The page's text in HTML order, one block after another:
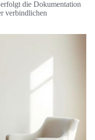
die Dokumentation
verbindlichen